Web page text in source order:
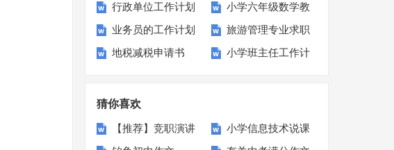
学计划
行政单位工作计划 小学六年级数学教
学计划15篇
业务员的工作计划 旅游管理专业求职
信15篇
地税减税申请书 小学班主任工作计
猜你喜欢
【推荐】竞职演讲 小学信息技术说课